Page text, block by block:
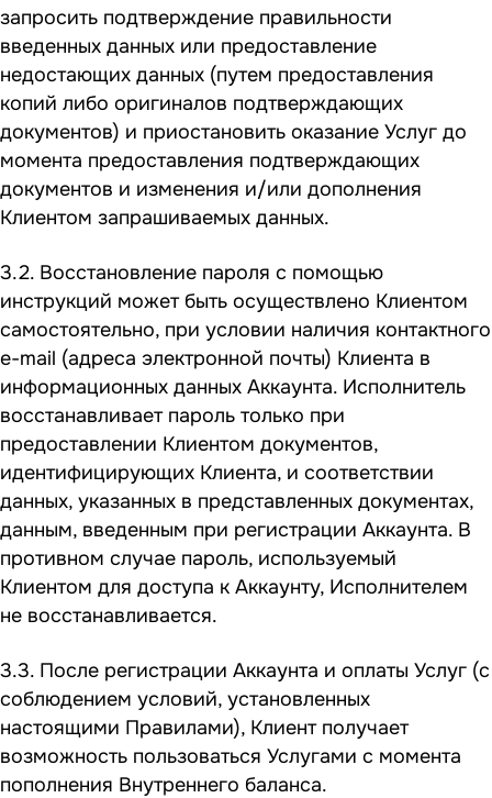
запросить подтверждение правильности
введенных данных или предоставление
недостающих данных (путем предоставления
копий либо оригиналов подтверждающих
документов) и приостановить оказание Услуг до
момента предоставления подтверждающих
документов и изменения и/или дополнения
Клиентом запрашиваемых данных.
3.2. Восстановление пароля с помощью
инструкций может быть осуществлено Клиентом
самостоятельно, при условии наличия контактного
e-mail (адреса электронной почты) Клиента в
информационных данных Аккаунта. Исполнитель
восстанавливает пароль только при
предоставлении Клиентом документов,
идентифицирующих Клиента, и соответствии
данных, указанных в представленных документах,
данным, введенным при регистрации Аккаунта. В
противном случае пароль, используемый
Клиентом для доступа к Аккаунту, Исполнителем
не восстанавливается.
3.3. После регистрации Аккаунта и оплаты Услуг (с
соблюдением условий, установленных
настоящими Правилами), Клиент получает
возможность пользоваться Услугами с момента
пополнения Внутреннего баланса.